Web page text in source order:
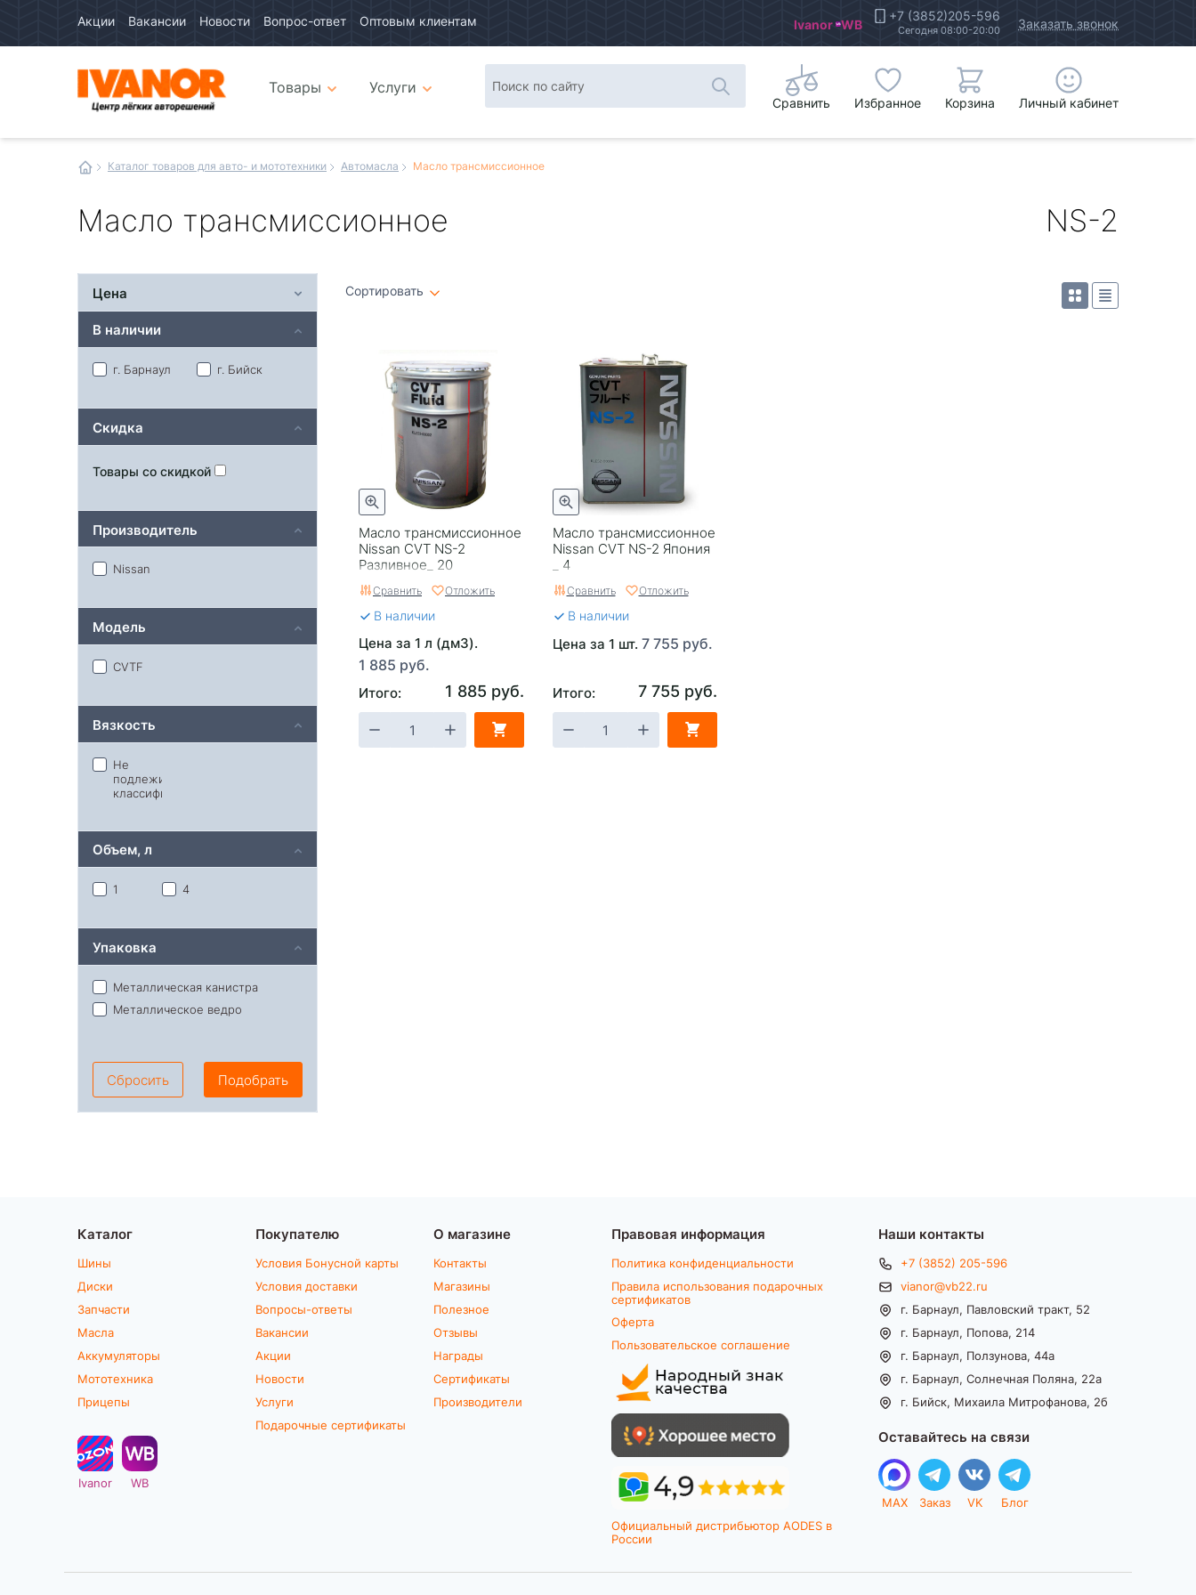
Акции Вакансии Новости Вопрос-ответ Оптовым клиентам Ivanor WB +7 (3852)205-596
Сегодня 08:00-20:00 Заказать звонок
интернетТовары
Услуги
Сравнить Избранное Корзина Личный кабинет
Каталог товаров для авто- и мототехники Автомасла Масло трансмиссионное
Масло трансмиссионное NS-2
Сортировать
Масло трансмиссионное
Nissan CVT NS-2
Разливное_ 20
Сравнить Отложить
В наличии
Цена за 1 л (дм3).
1 885 руб.
Итого: 1 885 руб.
Масло трансмиссионное
Nissan CVT NS-2 Япония
_ 4
Сравнить Отложить
В наличии
Цена за 1 шт. 7 755 руб.
Итого: 7 755 руб.
Цена
В наличии
г. Барнаул г. Бийск
Скидка
Товары со скидкой
Производитель
Nissan
Модель
CVTF
Вязкость
Не
подлежит
классификации
Объем, л
1 4
Упаковка
Металлическая канистра
Металлическое ведро
Сбросить Подобрать
Каталог
Шины
Диски
Запчасти
Масла
Аккумуляторы
Мототехника
Прицепы
Ivanor WB
Покупателю
Условия Бонусной карты
Условия доставки
Вопросы-ответы
Вакансии
Акции
Новости
Услуги
Подарочные сертификаты
О магазине
Контакты
Магазины
Полезное
Отзывы
Награды
Сертификаты
Производители
Правовая информация
Политика конфиденциальности
Правила использования подарочных
сертификатов
Оферта
Пользовательское соглашение
Официальный дистрибьютор AODES в
России
Наши контакты
+7 (3852) 205-596
vianor@vb22.ru
г. Барнаул, Павловский тракт, 52
г. Барнаул, Попова, 214
г. Барнаул, Ползунова, 44а
г. Барнаул, Солнечная Поляна, 22а
г. Бийск, Михаила Митрофанова, 2б
Оставайтесь на связи
MAX Заказ VK Блог